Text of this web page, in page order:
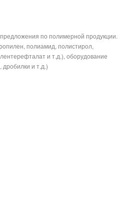
по полимерной продукции.
полиамид, полистирол,
и т.д.), оборудование
дробилки и т.д.)